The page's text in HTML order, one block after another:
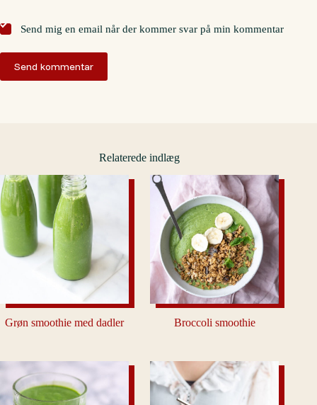
Send mig en email når der kommer svar på min kommentar
Send kommentar
Relaterede indlæg
Grøn smoothie med dadler Broccoli smoothie